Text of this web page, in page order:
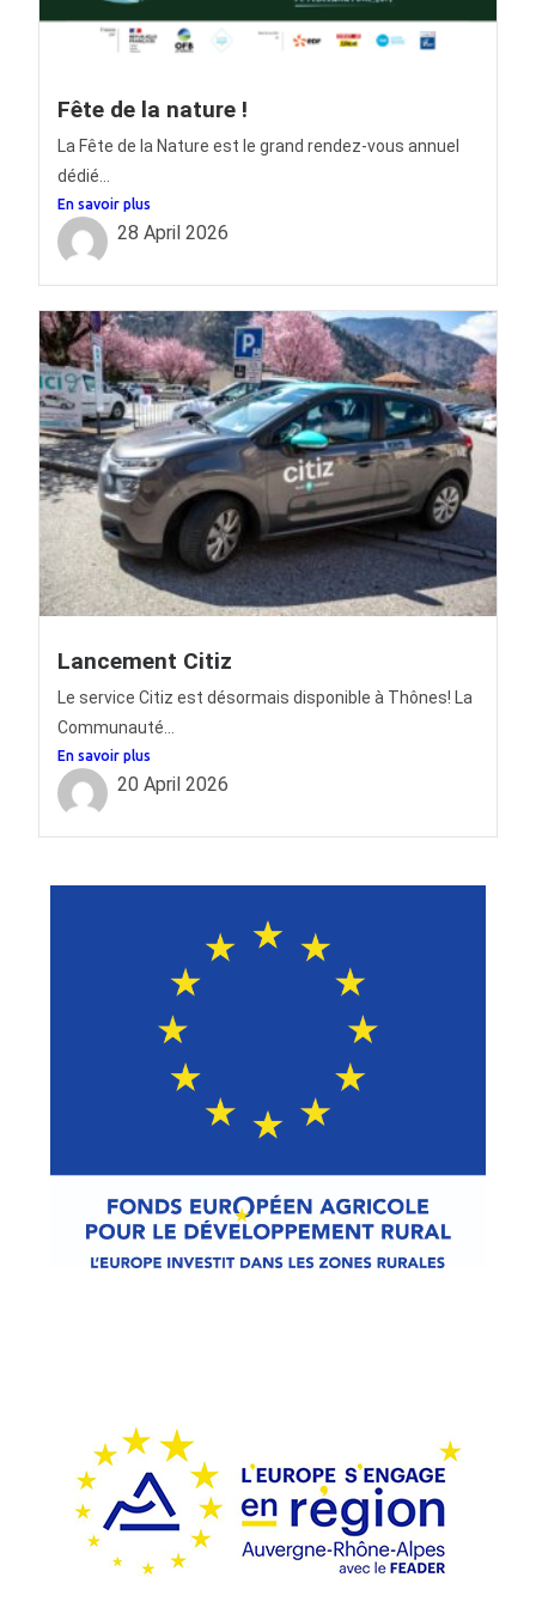
Fête de la nature !
La Fête de la Nature est le grand rendez-vous annuel
dédié...
En savoir plus
28 April 2026
Lancement Citiz
Le service Citiz est désormais disponible à Thônes! La
Communauté...
En savoir plus
20 April 2026